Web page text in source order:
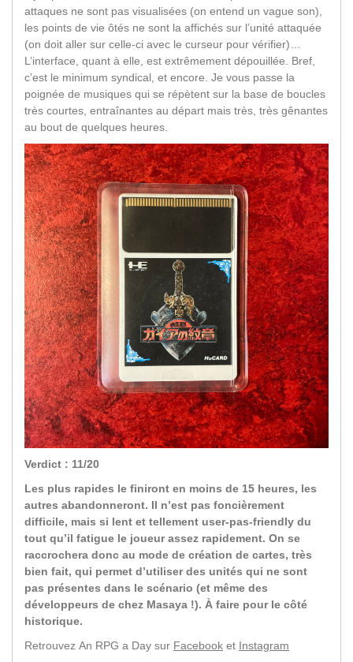
attaques ne sont pas visualisées (on entend un vague son),
les points de vie ôtés ne sont la affichés sur l’unité attaquée
(on doit aller sur celle-ci avec le curseur pour vérifier)…
L’interface, quant à elle, est extrêmement dépouillée. Bref,
c’est le minimum syndical, et encore. Je vous passe la
poignée de musiques qui se répètent sur la base de boucles
très courtes, entraînantes au départ mais très, très gênantes
au bout de quelques heures.
Verdict : 11/20
Les plus rapides le finiront en moins de 15 heures, les
autres abandonneront. Il n’est pas foncièrement
difficile, mais si lent et tellement user-pas-friendly du
tout qu’il fatigue le joueur assez rapidement. On se
raccrochera donc au mode de création de cartes, très
bien fait, qui permet d’utiliser des unités qui ne sont
pas présentes dans le scénario (et même des
développeurs de chez Masaya !). À faire pour le côté
historique.
Retrouvez An RPG a Day sur Facebook et Instagram